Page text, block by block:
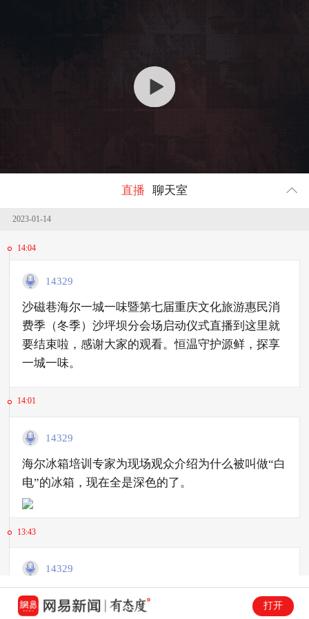
直播 聊天室
2023-01-14
14:04
14329
沙磁巷海尔一城一味暨第七届重庆文化旅游惠民消
费季（冬季）沙坪坝分会场启动仪式直播到这里就
要结束啦，感谢大家的观看。恒温守护源鲜，探享
一城一味。
14:01
14329
海尔冰箱培训专家为现场观众介绍为什么被叫做“白
电”的冰箱，现在全是深色的了。
13:43
14329
海尔冰柜专家向现场介绍海尔新品冰柜。
打开